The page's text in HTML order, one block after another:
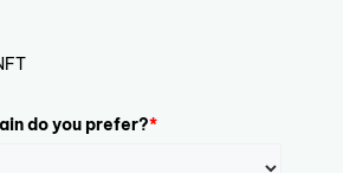
do you prefer?*